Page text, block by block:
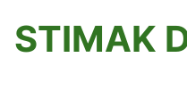
STIMAK